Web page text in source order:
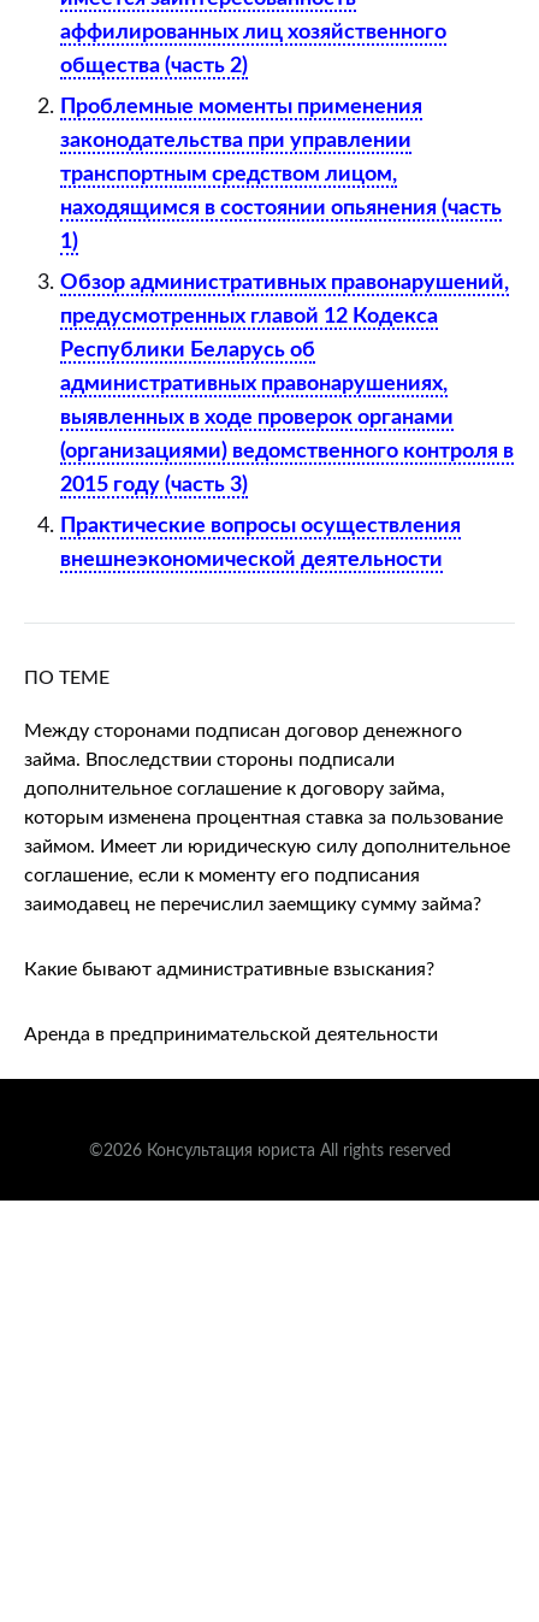
аффилированных лиц хозяйственного
общества (часть 2)
Проблемные моменты применения
законодательства при управлении
транспортным средством лицом,
находящимся в состоянии опьянения (часть
1)
Обзор административных правонарушений,
предусмотренных главой 12 Кодекса
Республики Беларусь об
административных правонарушениях,
выявленных в ходе проверок органами
(организациями) ведомственного контроля в
2015 году (часть 3)
Практические вопросы осуществления
внешнеэкономической деятельности
ПО ТЕМЕ
Между сторонами подписан договор денежного
займа. Впоследствии стороны подписали
дополнительное соглашение к договору займа,
которым изменена процентная ставка за пользование
займом. Имеет ли юридическую силу дополнительное
соглашение, если к моменту его подписания
заимодавец не перечислил заемщику сумму займа?
Какие бывают административные взыскания?
Аренда в предпринимательской деятельности
©2026 Консультация юриста All rights reserved